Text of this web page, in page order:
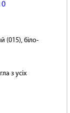
(015), біло-
з усіх